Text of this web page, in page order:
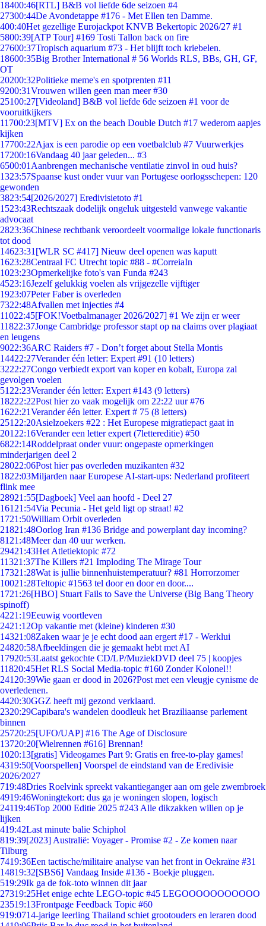
18400:46[RTL] B&B vol liefde 6de seizoen #4
27300:44De Avondetappe #176 - Met Ellen ten Damme.
400:40Het gezellige Eurojackpot KNVB Bekertopic 2026/27 #1
5800:39[ATP Tour] #169 Tosti Tallon back on fire
27600:37Tropisch aquarium #73 - Het blijft toch kriebelen.
18600:35Big Brother International # 56 Worlds RLS, BBs, GH, GF,
OT
20200:32Politieke meme's en spotprenten #11
9200:31Vrouwen willen geen man meer #30
25100:27[Videoland] B&B vol liefde 6de seizoen #1 voor de
vooruitkijkers
11700:23[MTV] Ex on the beach Double Dutch #17 wederom aapjes
kijken
17700:22Ajax is een parodie op een voetbalclub #7 Vuurwerkjes
17200:16Vandaag 40 jaar geleden... #3
6500:01 Aanbrengen mechanische ventilatie zinvol in oud huis?
1323:57Spaanse kust onder vuur van Portugese oorlogsschepen: 120
gewonden
3823:54[2026/2027] Eredivisietoto #1
1523:43Rechtszaak dodelijk ongeluk uitgesteld vanwege vakantie
advocaat
2823:36Chinese rechtbank veroordeelt voormalige lokale functionaris
tot dood
14623:31 [WLR SC #417] Nieuw deel openen was kaputt
1623:28Centraal FC Utrecht topic #88 - #CorreiaIn
1023:23Opmerkelijke foto's van Funda #243
4523:16Jezelf gelukkig voelen als vrijgezelle vijftiger
1923:07Peter Faber is overleden
7322:48Afvallen met injecties #4
11022:45[FOK!Voetbalmanager 2026/2027] #1 We zijn er weer
11822:37Jonge Cambridge professor stapt op na claims over plagiaat
en leugens
9022:36ARC Raiders #7 - Don’t forget about Stella Montis
14422:27Verander één letter: Expert #91 (10 letters)
3222:27Congo verbiedt export van koper en kobalt, Europa zal
gevolgen voelen
51 22:23Verander één letter: Expert #143 (9 letters)
18222:22Post hier zo vaak mogelijk om 22:22 uur #76
1622:21Verander één letter. Expert # 75 (8 letters)
251 22:20Asielzoekers #22 : Het Europese migratiepact gaat in
201 22:16Verander een letter expert (7lettereditie) #50
6822:14Roddelpraat onder vuur: ongepaste opmerkingen
minderjarigen deel 2
28022:06Post hier pas overleden muzikanten #32
1822:03Miljarden naar Europese AI-start-ups: Nederland profiteert
flink mee
28921:55[Dagboek] Veel aan hoofd - Deel 27
161 21:54Via Pecunia - Het geld ligt op straat! #2
1721:50William Orbit overleden
21821:48Oorlog Iran #136 Bridge and powerplant day incoming?
81 21:48Meer dan 40 uur werken.
29421:43Het Atletiektopic #72
11321:37The Killers #21 Imploding The Mirage Tour
17321:28Wat is jullie binnenhuistemperatuur? #81 Horrorzomer
10021:28Teltopic #1563 tel door en door en door....
1721:26[HBO] Stuart Fails to Save the Universe (Big Bang Theory
spinoff)
4221:19Eeuwig voortleven
2421:12Op vakantie met (kleine) kinderen #30
14321:08Zaken waar je je echt dood aan ergert #17 - Werklui
24820:58Afbeeldingen die je gemaakt hebt met AI
17920:53Laatst gekochte CD/LP/MuziekDVD deel 75 | koopjes
11820:45Het RLS Social Media-topic #160 Zonder Kolonel!!
241 20:39Wie gaan er dood in 2026?Post met een vleugje cynisme de
overledenen.
4420:30GGZ heeft mij gezond verklaard.
2320:29Capibara's wandelen doodleuk het Braziliaanse parlement
binnen
25720:25[UFO/UAP] #16 The Age of Disclosure
13720:20[Wielrennen #616] Brennan!
1020:13[gratis] Videogames Part 9: Gratis en free-to-play games!
4319:50[Voorspellen] Voorspel de eindstand van de Eredivisie
2026/2027
719:48Dries Roelvink spreekt vakantieganger aan om gele zwembroek
4919:46Woningtekort: dus ga je woningen slopen, logisch
24119:46Top 2000 Editie 2025 #243 Alle dikzakken willen op je
lijken
419:42Last minute balie Schiphol
819:39[2023] Australië: Voyager - Promise #2 - Ze komen naar
Tilburg
7419:36Een tactische/militaire analyse van het front in Oekraïne #31
14819:32[SBS6] Vandaag Inside #136 - Boekje pluggen.
519:29Ik ga de fok-toto winnen dit jaar
27319:25Het enige echte LEGO-topic #45 LEGOOOOOOOOOOO
23519:13Frontpage Feedback Topic #60
919:0714-jarige leerling Thailand schiet grootouders en leraren dood